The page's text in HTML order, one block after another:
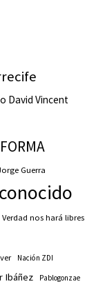
David Vincent
Guerra
Verdad nos hará libres
Nación ZDI
Ibáñez Pablogonzae